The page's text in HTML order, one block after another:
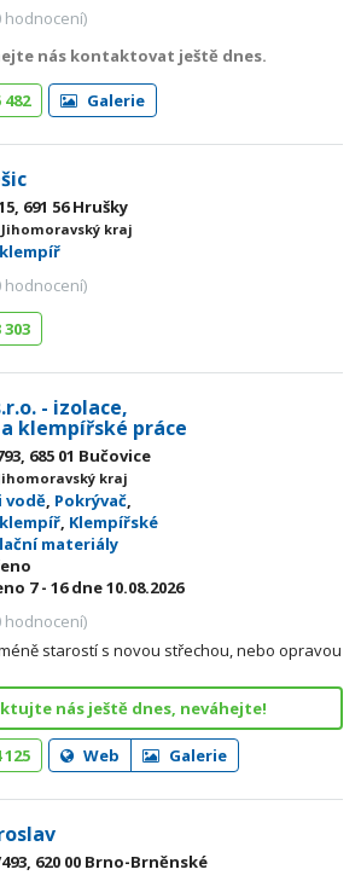
hodnocení)
nás kontaktovat ještě dnes.
482 Galerie
691 56 Hrušky
kraj
hodnocení)
303
- izolace,
klempířské práce
685 01 Bučovice
kraj
vodě, Pokrývač,
, Klempířské
materiály
7 - 16dne 10.08.2026
hodnocení)
starostí s novou střechou, nebo opravou
nás ještě dnes, neváhejte!
125 Web Galerie
620 00 Brno-Brněnské